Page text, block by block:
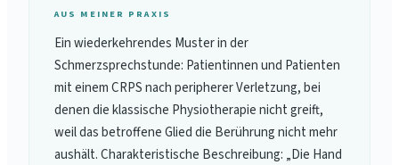
AUS MEINER PRAXIS
Ein wiederkehrendes Muster in der
Schmerzsprechstunde: Patientinnen und Patienten
mit einem CRPS nach peripherer Verletzung, bei
denen die klassische Physiotherapie nicht greift,
weil das betroffene Glied die Berührung nicht mehr
aushält. Charakteristische Beschreibung: „Die Hand